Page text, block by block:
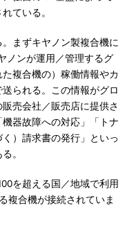
ている。
まずキヤノン製複合機に
ノンが運用／管理するグ
複合機の）稼働情報やカ
られる。この情報がグロ
売会社／販売店に提供さ
器故障への対応」「トナ
）請求書の発行」といっ
。
を超える国／地域で利用
複合機が接続されていま